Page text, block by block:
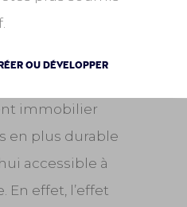
OU DÉVELOPPER
immobilier
en plus durable
accessible à
En effet, l’effet